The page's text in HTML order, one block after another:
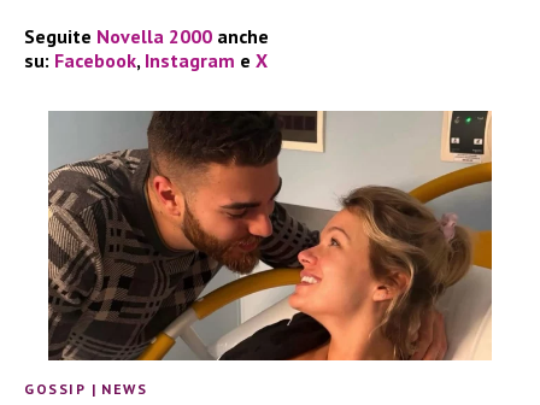
Seguite Novella 2000 anche
su: Facebook, Instagram e X
GOSSIP | NEWS